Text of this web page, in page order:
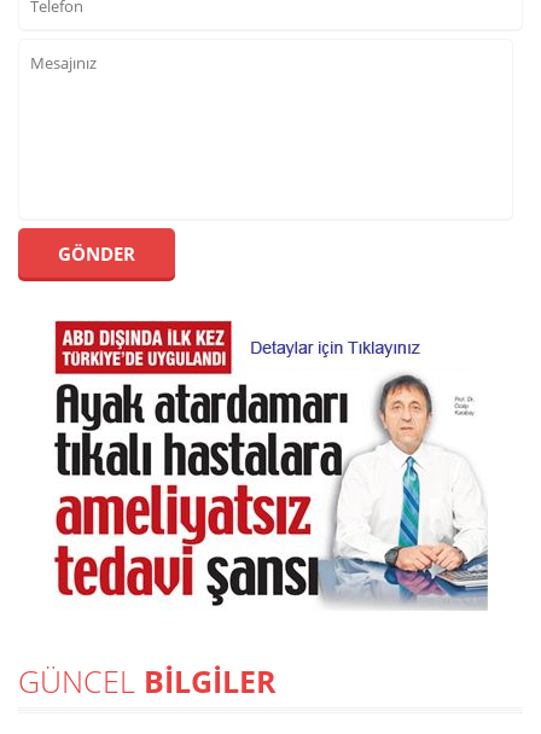
GÜNCEL BİLGİLER